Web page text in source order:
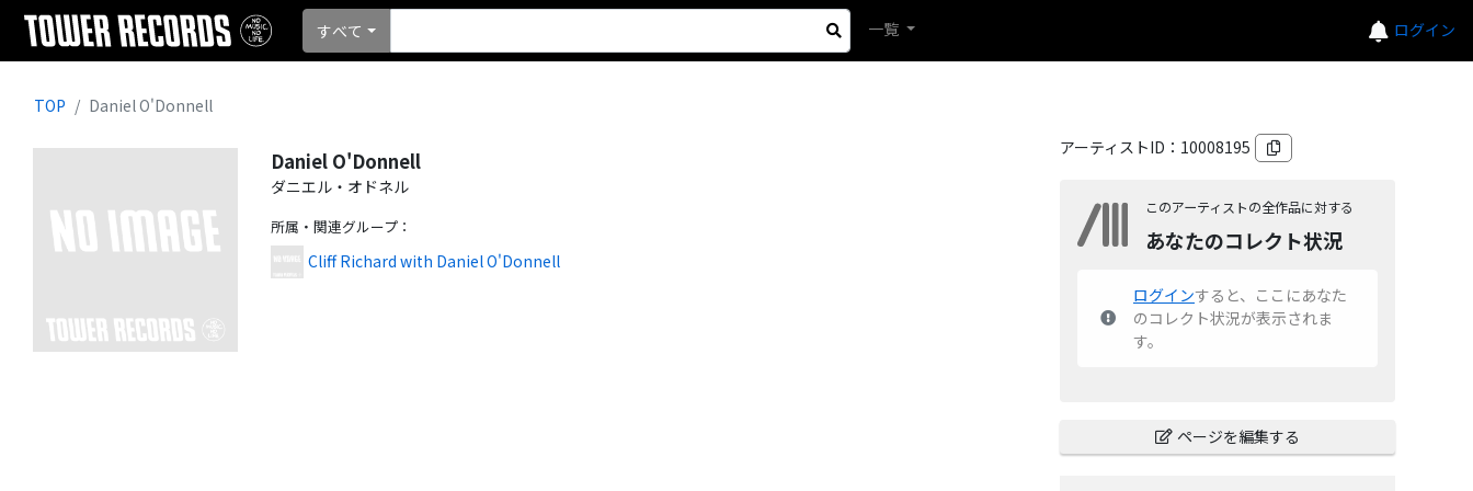
ログイン
すべて 一覧
TOP Daniel O'Donnell
Daniel O'Donnell
ダニエル・オドネル
所属・関連グループ：
Cliff Richard with Daniel O'Donnell
アーティストID： 10008195
このアーティストの全作品に対する
あなたのコレクト状況
ログインすると、ここにあなた
のコレクト状況が表示されま
す。
ページを編集する